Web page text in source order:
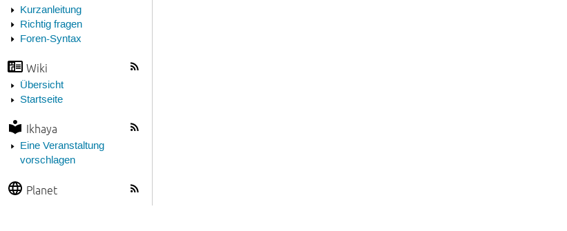
Kurzanleitung
Richtig fragen
Foren-Syntax
Wiki
Übersicht
Startseite
Ikhaya
Eine Veranstaltung
vorschlagen
Planet